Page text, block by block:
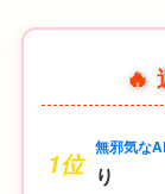
🔥
1位 無邪気な
り